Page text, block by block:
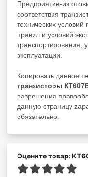
Предприятие-
соответствия
технических
правил и условий
транспортирования,
эксплуатации.
Копировать данное
транзисторы
разрешения
данную страницу
обязательно.
Оцените товар: